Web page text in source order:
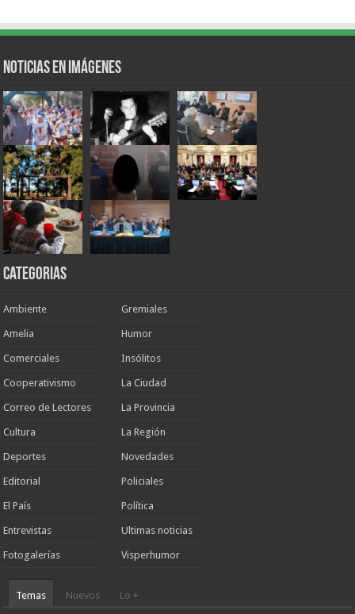
Noticias en Imágenes
Categorias
Ambiente
Amelia
Comerciales
Cooperativismo
Correo de Lectores
Cultura
Deportes
Editorial
El País
Entrevistas
Fotogalerías
Gremiales
Humor
Insólitos
La Ciudad
La Provincia
La Región
Novedades
Policiales
Política
Ultimas noticias
Visperhumor
Temas Nuevos Lo +